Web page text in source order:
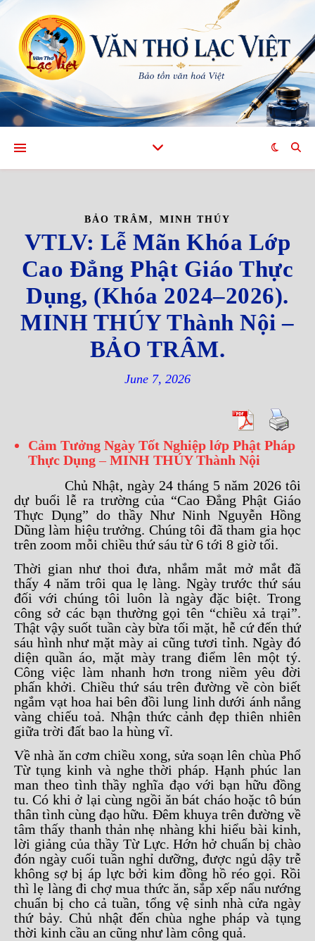
BẢO TRÂM , MINH THÚY
VTLV: Lễ Mãn Khóa Lớp
Cao Đẳng Phật Giáo Thực
Dụng, (Khóa 2024–2026).
MINH THÚY Thành Nội –
BẢO TRÂM.
June 7, 2026
Cảm Tưởng Ngày Tốt Nghiệp lớp Phật Pháp
Thực Dụng–MINH THÚY Thành Nội
Chủ Nhật, ngày 24 tháng 5 năm 2026 tôi
dự buổi lễ ra trường của “Cao Đẳng Phật Giáo
Thực Dụng” do thầy Như Ninh Nguyễn Hồng
Dũng làm hiệu trưởng. Chúng tôi đã tham gia học
trên zoom mỗi chiều thứ sáu từ 6 tới 8 giờ tối.
Thời gian như thoi đưa, nhắm mắt mở mắt đã
thấy 4 năm trôi qua lẹ làng. Ngày trước thứ sáu
đối với chúng tôi luôn là ngày đặc biệt. Trong
công sở các bạn thường gọi tên “chiều xả trại”.
Thật vậy suốt tuần cày bừa tối mặt, hễ cứ đến thứ
sáu hình như mặt mày ai cũng tươi tỉnh. Ngày đó
diện quần áo, mặt mày trang điểm lên một tý.
Công việc làm nhanh hơn trong niềm yêu đời
phấn khởi. Chiều thứ sáu trên đường về còn biết
ngắm vạt hoa hai bên đồi lung linh dưới ánh nắng
vàng chiếu toả. Nhận thức cảnh đẹp thiên nhiên
giữa trời đất bao la hùng vĩ.
Về nhà ăn cơm chiều xong, sửa soạn lên chùa Phổ
Từ tụng kinh và nghe thời pháp. Hạnh phúc lan
man theo tình thầy nghĩa đạo với bạn hữu đồng
tu. Có khi ở lại cùng ngồi ăn bát cháo hoặc tô bún
thân tình cùng đạo hữu. Đêm khuya trên đường về
tâm thấy thanh thản nhẹ nhàng khi hiểu bài kinh,
lời giảng của thầy Từ Lực. Hớn hở chuẩn bị chào
đón ngày cuối tuần nghỉ dưỡng, được ngủ dậy trễ
không sợ bị áp lực bởi kim đồng hồ réo gọi. Rồi
thì lẹ làng đi chợ mua thức ăn, sắp xếp nấu nướng
chuẩn bị cho cả tuần, tổng vệ sinh nhà cửa ngày
thứ bảy. Chủ nhật đến chùa nghe pháp và tụng
thời kinh cầu an cũng như làm công quả.